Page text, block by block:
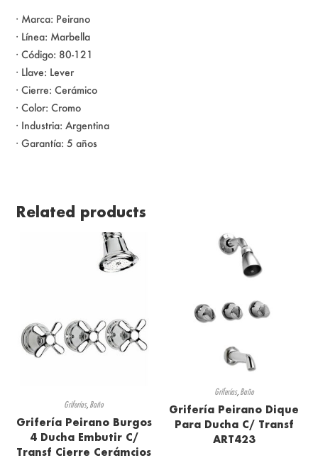
· Marca: Peirano
· Línea: Marbella
· Código: 80-121
· Llave: Lever
· Cierre: Cerámico
· Color: Cromo
· Industria: Argentina
· Garantía: 5 años
Related products
Griferías, Baño
Grifería Peirano Burgos
4 Ducha Embutir C/
Transf Cierre Cerámcios
Griferías, Baño
Grifería Peirano Dique
Para Ducha C/ Transf
ART423